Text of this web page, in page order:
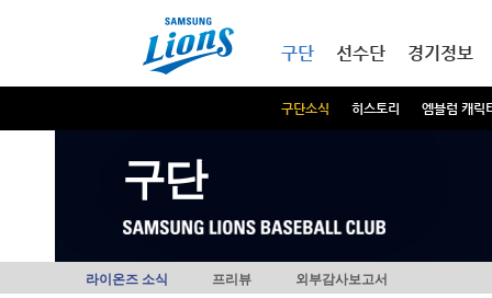
구단
구단소식 히스토리 엠블럼 캐릭
선수단 경기정보
구단
라이온즈 소식 프리뷰 외부감사보고서